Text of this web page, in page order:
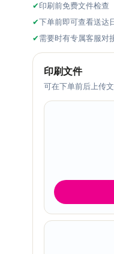
✔印刷前免费文件检查
✔下单前即可查看送达
✔需要时有专属客服对
印刷文件
可在下单前后上传